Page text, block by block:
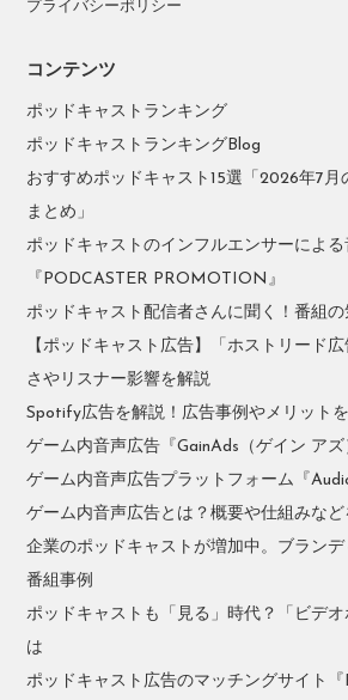
プライバシーポリシー
コンテンツ
ポッドキャストランキング
ポッドキャストランキングBlog
おすすめポッドキャスト15選「2026年7
まとめ」
ポッドキャストのインフルエンサーによ
『PODCASTER PROMOTION』
ポッドキャスト配信者さんに聞く！番組
【ポッドキャスト広告】「ホストリード
さやリスナー影響を解説
Spotify広告を解説！広告事例やメリット
ゲーム内音声広告『GainAds（ゲイン アズ
ゲーム内音声広告プラットフォーム『
ゲーム内音声広告とは？概要や仕組みな
企業のポッドキャストが増加中。ブラン
番組事例
ポッドキャストも「見る」時代？「ビデ
は
ポッドキャスト広告のマッチングサイト